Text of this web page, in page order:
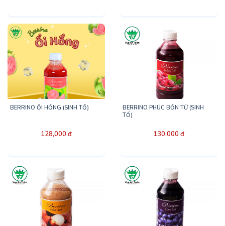
BERRINO ỔI HỒNG (SINH TỐ)
128,000 đ
BERRINO PHÚC BỒN TỬ (SINH
TỐ)
130,000 đ